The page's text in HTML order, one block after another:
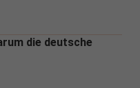
die deutsche